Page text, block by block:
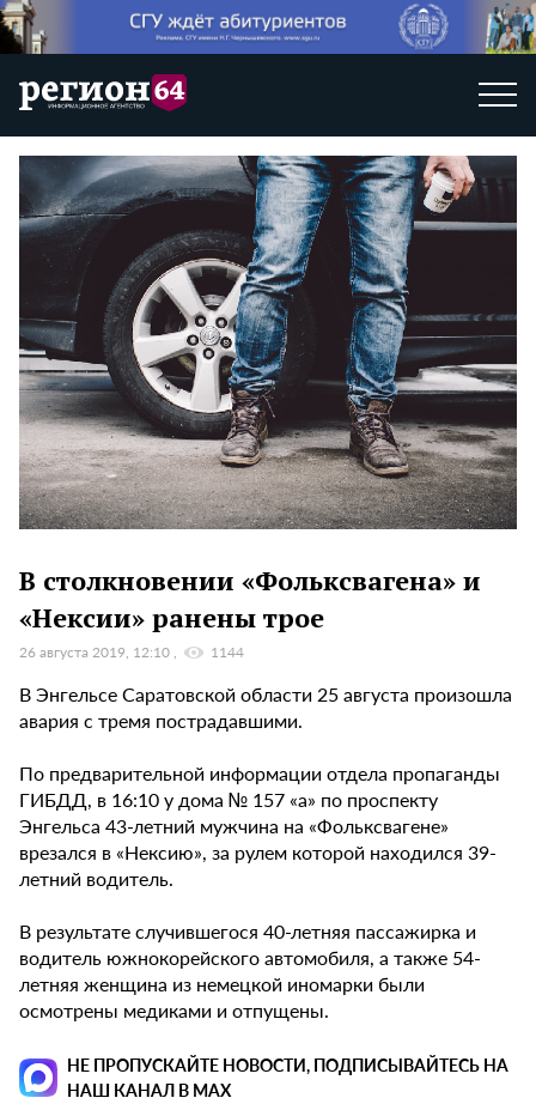
В столкновении «Фольксвагена» и
«Нексии» ранены трое
26 августа 2019, 12:10 1144
В Энгельсе Саратовской области 25 августа произошла
авария с тремя пострадавшими.
По предварительной информации отдела пропаганды
ГИБДД, в 16:10 у дома № 157 «а» по проспекту
Энгельса 43-летний мужчина на «Фольксвагене»
врезался в «Нексию», за рулем которой находился 39-
летний водитель.
В результате случившегося 40-летняя пассажирка и
водитель южнокорейского автомобиля, а также 54-
летняя женщина из немецкой иномарки были
осмотрены медиками и отпущены.
НЕ ПРОПУСКАЙТЕ НОВОСТИ, ПОДПИСЫВАЙТЕСЬ НА
НАШ КАНАЛ В MAX